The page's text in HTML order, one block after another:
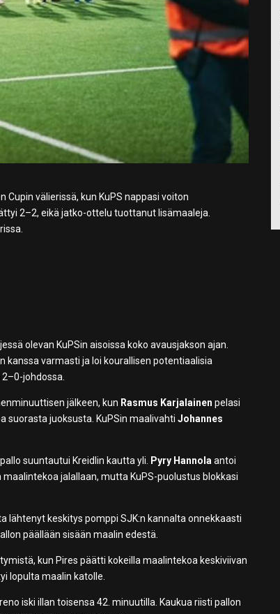
välierissä, kun KuPS nappasi voiton
2–2, eikä jatko-ottelu tuottanut lisämaaleja.
olevan KuPSin aisoissa koko avausjakson ajan.
kanssa varmasti ja loi kourallisen potentiaalisia
johdossa.
jälkeen, kun Rasmus Karjalainen pelasi
suorasta juoksusta. KuPSin maalivahtiJohannes
suuntautui Kreidlin kautta yli. Pyry Hannola antoi
jalallaan, mutta KuPS-puolustus blokkasi
lähtenyt keskitys pomppi SJK:n kannalta onnekkaasti
päällään sisään maalin edestä.
kun Pires päätti kokeilla maalintekoa keskiviivan
lopulta maalin katolle.
iski illan toisensa 42. minuutilla. Kaukua riisti pallon